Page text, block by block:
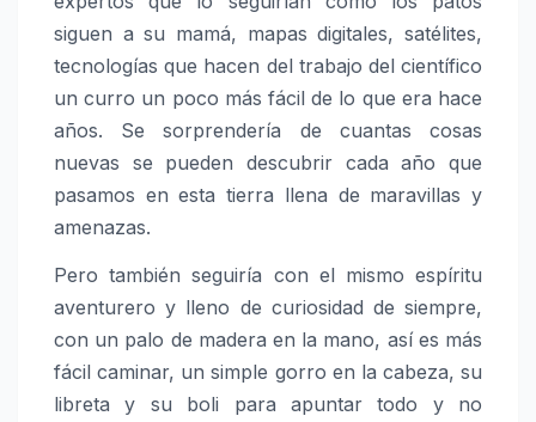
siguen a su mamá, mapas digitales, satélites,
tecnologías que hacen del trabajo del científico
un curro un poco más fácil de lo que era hace
años. Se sorprendería de cuantas cosas
nuevas se pueden descubrir cada año que
pasamos en esta tierra llena de maravillas y
amenazas.
Pero también seguiría con el mismo espíritu
aventurero y lleno de curiosidad de siempre,
con un palo de madera en la mano, así es más
fácil caminar, un simple gorro en la cabeza, su
libreta y su boli para apuntar todo y no